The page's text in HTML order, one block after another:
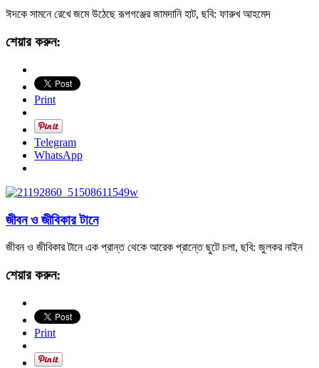
ঈদকে সামনে রেখে জমে উঠেছে রূপগঞ্জের জামদানি হাট, ছবি: ফারুখ আহমেদ
শেয়ার করুন:
Print
Telegram
WhatsApp
জীবন ও জীবিকার টানে
জীবন ও জীবিকার টানে এক প্রান্ত থেকে আরেক প্রান্তে ছুটে চলা, ছবি: জুলকর নাইন
শেয়ার করুন:
Print